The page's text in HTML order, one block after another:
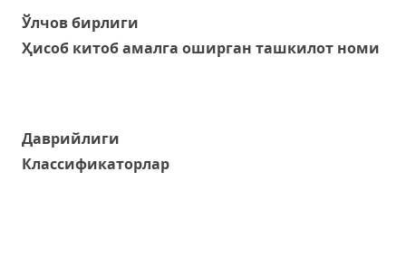
Ўлчов бирлиги
Ҳисоб китоб амалга оширган ташкилот номи
Даврийлиги
Классификаторлар